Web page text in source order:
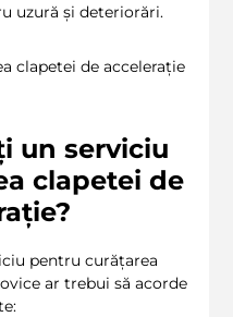
uzură și deteriorări.
clapetei de accelerație
un serviciu
clapetei de
pentru curățarea
ar trebui să acorde